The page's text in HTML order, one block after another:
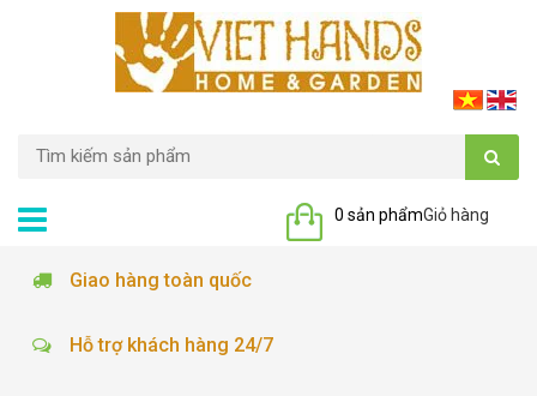
Giỏ hàng
0 sản phẩm
Giao hàng toàn quốc
Hỗ trợ khách hàng 24/7